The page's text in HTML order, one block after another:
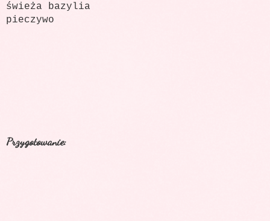
świeża bazylia
pieczywo
Przygotowanie: